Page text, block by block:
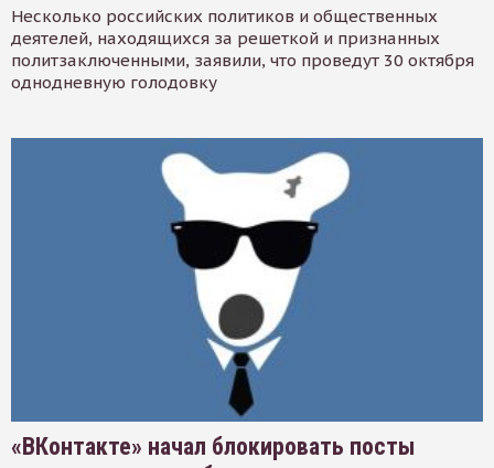
Несколько российских политиков и общественных
деятелей, находящихся за решеткой и признанных
политзаключенными, заявили, что проведут 30 октября
однодневную голодовку
«ВКонтакте» начал блокировать посты